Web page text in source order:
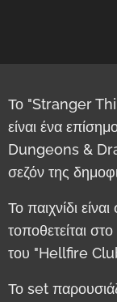
Το "Stranger
είναι ένα
Dungeons &
σεζόν της
Το παιχνίδι
τοποθετείται
του "Hellfire
Το set